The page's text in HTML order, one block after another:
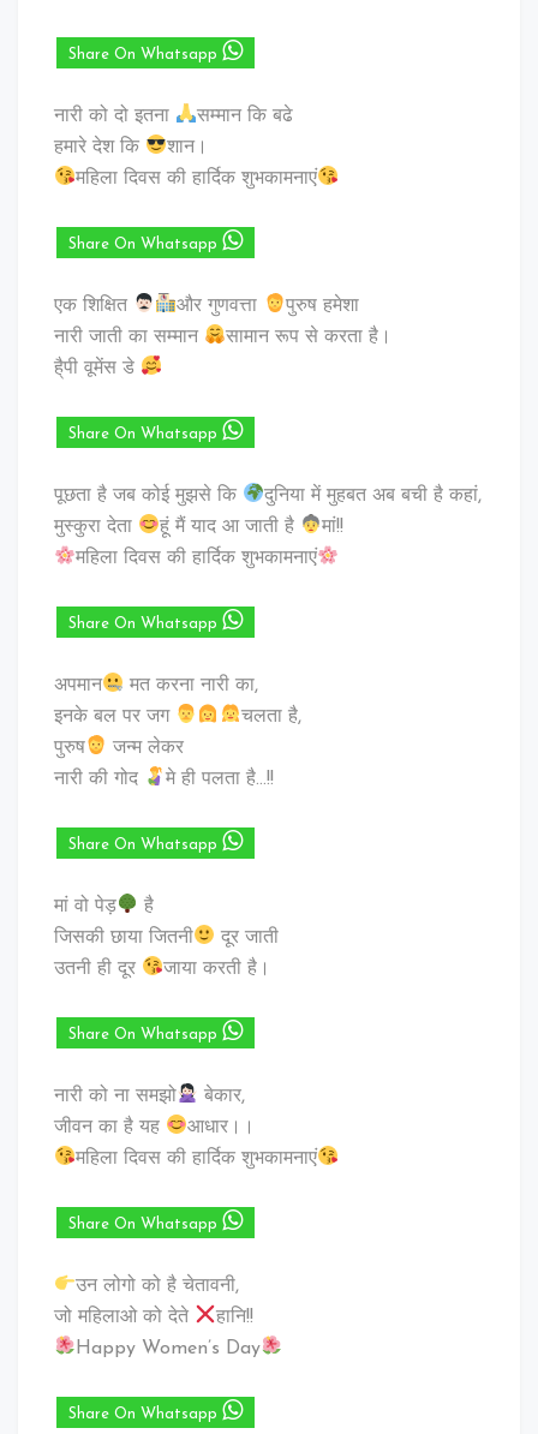
Share On Whatsapp
नारी को दो इतना
सम्मान कि बढे
हमारे देश कि
शान।
महिला दिवस की हार्दिक शुभकामनाएं
Share On Whatsapp
एक शिक्षित और गुणवत्ता
पुरुष हमेशा
नारी जाती का सम्मान
सामान रूप से करता है।
है्पी वूमेंस डे
Share On Whatsapp
पूछता है जब कोई मुझसे कि
दुनिया में मुहबत अब बची है कहां,
मुस्कुरा देता
हूं मैं याद आ जाती है
मां!!
महिला दिवस की हार्दिक शुभकामनाएं
Share On Whatsapp
अपमान
मत करना नारी का,
इनके बल पर जग
चलता है,
पुरुष
जन्म लेकर
नारी की गोद
मे ही पलता है…!!
Share On Whatsapp
मां वो पेड़
है
जिसकी छाया जितनी
दूर जाती
उतनी ही दूर
जाया करती है।
Share On Whatsapp
नारी को ना समझो
बेकार,
जीवन का है यह
आधार।।
महिला दिवस की हार्दिक शुभकामनाएं
Share On Whatsapp
उन लोगो को है चेतावनी,
जो महिलाओ को देते
हानि!!
Happy Women’s Day
Share On Whatsapp